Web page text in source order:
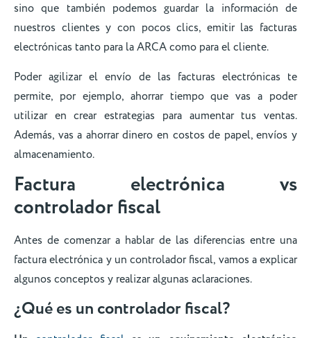
sino que también podemos guardar la información de
nuestros clientes y con pocos clics, emitir las facturas
electrónicas tanto para la ARCA como para el cliente.
Poder agilizar el envío de las facturas electrónicas te
permite, por ejemplo, ahorrar tiempo que vas a poder
utilizar en crear estrategias para aumentar tus ventas.
Además, vas a ahorrar dinero en costos de papel, envíos y
almacenamiento.
Factura electrónica vs
controlador fiscal
Antes de comenzar a hablar de las diferencias entre una
factura electrónica y un controlador fiscal, vamos a explicar
algunos conceptos y realizar algunas aclaraciones.
¿Qué es un controlador fiscal?